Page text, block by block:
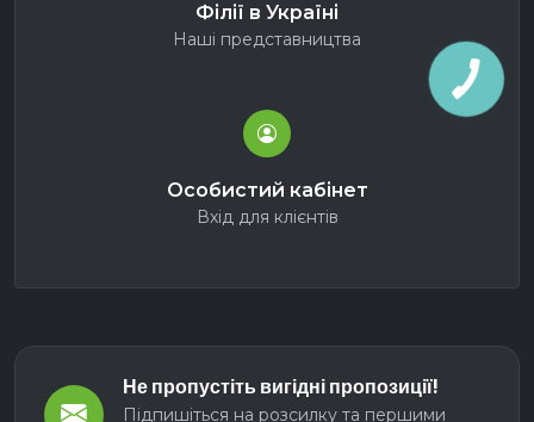
Філії в Україні
Наші представництва
Особистий кабінет
Вхід для клієнтів
Не пропустіть вигідні пропозиції!
Підпишіться на розсилку та першими